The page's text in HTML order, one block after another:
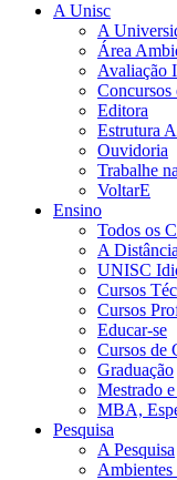
A Unisc
A
Área
Avaliação
Concursos
Editora
Estrutura
Ouvidoria
Trabalhe
VoltarE
Ensino
Todos os
A
UNISC
Cursos
Cursos
Educar-se
Cursos de
Graduação
Mestrado
MBA,
Pesquisa
A Pesquisa
Ambientes